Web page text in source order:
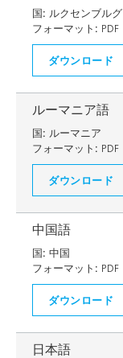
国: ルクセンブルグ
フォーマット: PDF
ダウンロード
ルーマニア語
国: ルーマニア
フォーマット: PDF
ダウンロード
中国語
国: 中国
フォーマット: PDF
ダウンロード
日本語